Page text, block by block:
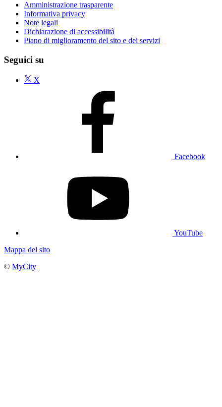
Amministrazione trasparente
Informativa privacy
Note legali
Dichiarazione di accessibilità
Piano di miglioramento del sito e dei servizi
Seguici su
X
Facebook
YouTube
Mappa del sito
© MyCity